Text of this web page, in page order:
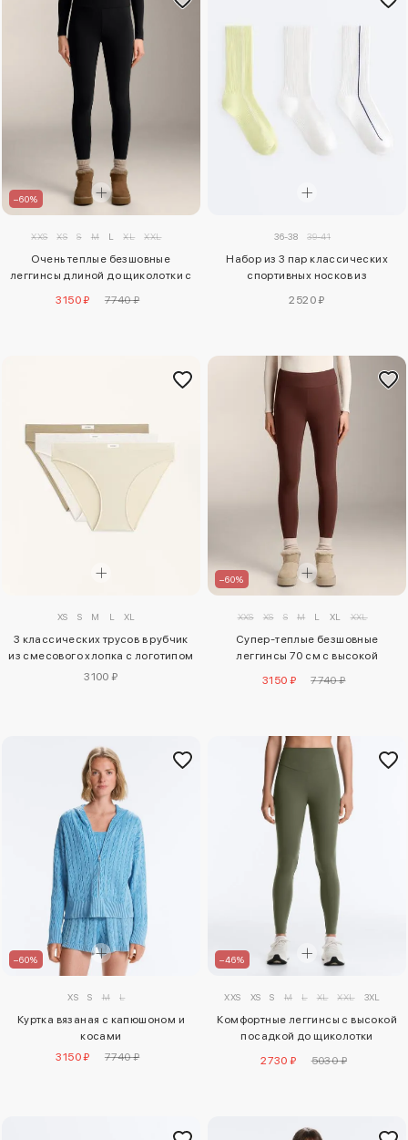
–60%
XXS XS S M L XL XXL
Очень теплые безшовные
леггинсы длиной до щиколотки с
3150 ₽ 7740 ₽
36-38 39-41
Набор из 3 пар классических
спортивных носков из
2520 ₽
XS S M L XL
3 классических трусов в рубчик
из смесового хлопка с логотипом
3100 ₽
–60%
XXS XS S M L XL XXL
Супер-теплые безшовные
леггинсы 70 см с высокой
3150 ₽ 7740 ₽
–60%
XS S M L
Куртка вязаная с капюшоном и
косами
3150 ₽
7740 ₽
–46%
XXS XS S M L XL XXL 3XL
Комфортные леггинсы с высокой
посадкой до щиколотки
2730 ₽ 5030 ₽